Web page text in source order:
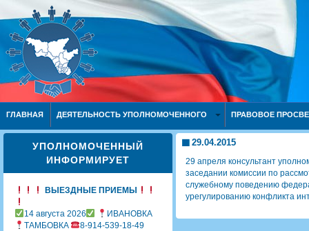
ГЛАВНАЯ ДЕЯТЕЛЬНОСТЬ УПОЛНОМОЧЕННОГО ПРАВОВОЕ
УПОЛНОМОЧЕННЫЙ
ИНФОРМИРУЕТ
ВЫЕЗДНЫЕ ПРИЕМЫ
14 августа 2026
ИВАНОВКА
ТАМБОВКА
8-914-539-18-49
29.04.2015
29 апреля консультант
заседании комиссии по
служебному поведению
урегулированию конфликта